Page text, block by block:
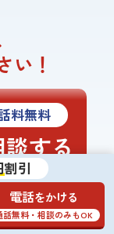
い！
料無料
する
割引
電話をかける
話無料・相談のみもOK